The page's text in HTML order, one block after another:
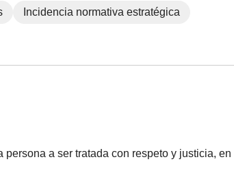
Incidencia normativa estratégica
a ser tratada con respeto y justicia, en